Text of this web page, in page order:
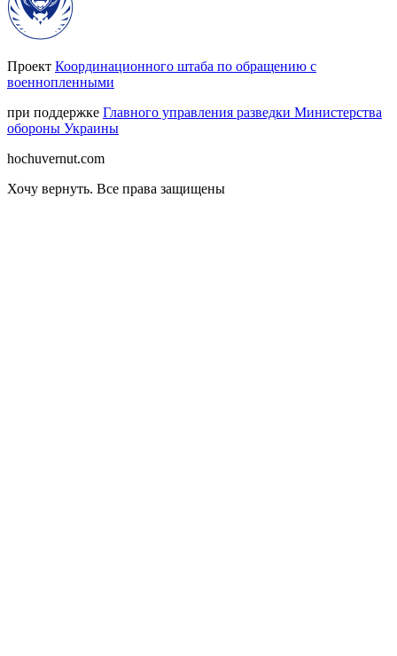
Проект Координационного штаба по обращению с
военнопленными
при поддержке Главного управления разведки Министерства
обороны Украины
hochuvernut.com
Хочу вернуть. Все права защищены